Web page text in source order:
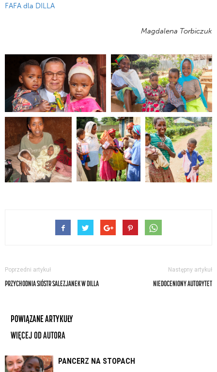
FAFA dla DILLA
Magdalena Torbiczuk
Poprzedni artykuł
PRZYCHODNIA SIÓSTR SALEZJANEK W DILLA
Następny artykuł
NIEDOCENIONY AUTORYTET
POWIĄZANE ARTYKUŁY
WIĘCEJ OD AUTORA
PANCERZ NA STOPACH